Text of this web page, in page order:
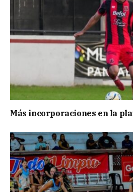
Más incorporaciones en la